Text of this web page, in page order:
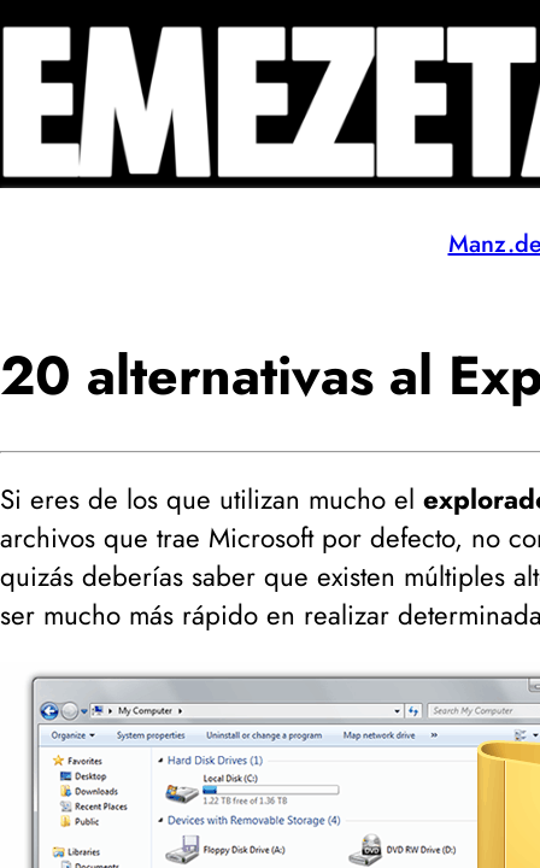
20 alternativas al
Si eres de los que utilizan mucho el
archivos que trae Microsoft por defecto, no
quizás deberías saber que existen múltiples
ser mucho más rápido en realizar